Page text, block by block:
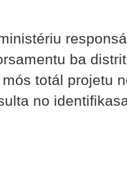
ba
totál projetu
no